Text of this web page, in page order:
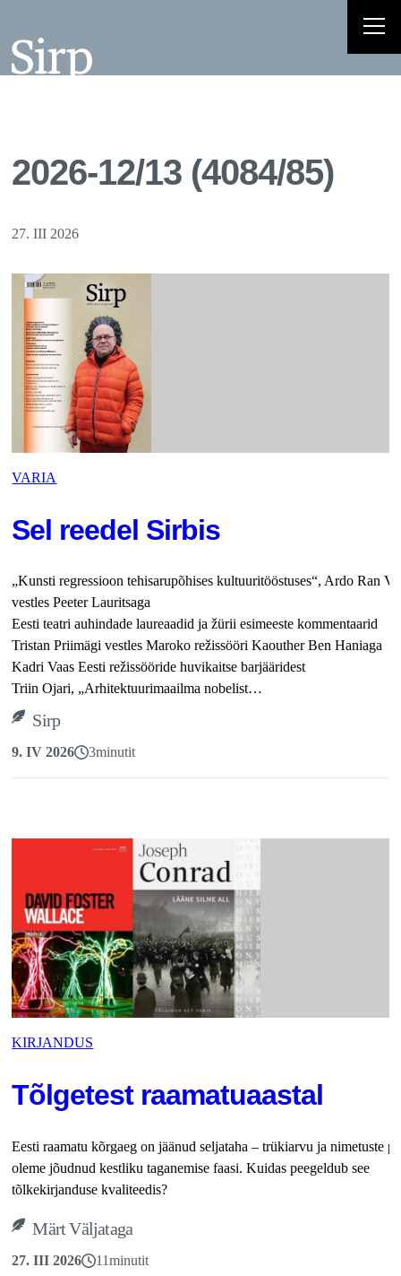
2026-12/13 (4084/85)
27. III 2026
VARIA
Sel reedel Sirbis
„Kunsti regressioon tehisarupõhises kultuuritööstuses“, Ardo Ran
vestles Peeter Lauritsaga
Eesti teatri auhindade laureaadid ja žürii esimeeste kommentaarid
Tristan Priimägi vestles Maroko režissööri Kaouther Ben Haniaga
Kadri Vaas Eesti režissööride huvikaitse barjääridest
Triin Ojari, „Arhitektuurimaailma nobelist…
Sirp
9. IV 2026 3minutit
KIRJANDUS
Tõlgetest raamatuaastal
Eesti raamatu kõrgaeg on jäänud seljataha – trükiarvu ja nimetuste
oleme jõudnud kestliku taganemise faasi. Kuidas peegeldub see
tõlkekirjanduse kvaliteedis?
Märt Väljataga
27. III 2026 11minutit